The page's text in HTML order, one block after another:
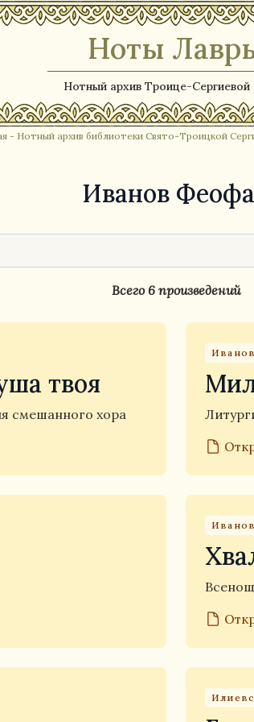
Ноты
Нотный архив Троице-
- Нотный архив библиотеки Свято-Троицкой
Иванов
Всего 6 произведений
твоя
смешанного хора